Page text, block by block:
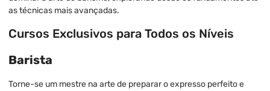
as técnicas mais avançadas.
Cursos Exclusivos para Todos os Níveis
Barista
Torne-se um mestre na arte de preparar o expresso perfeito e